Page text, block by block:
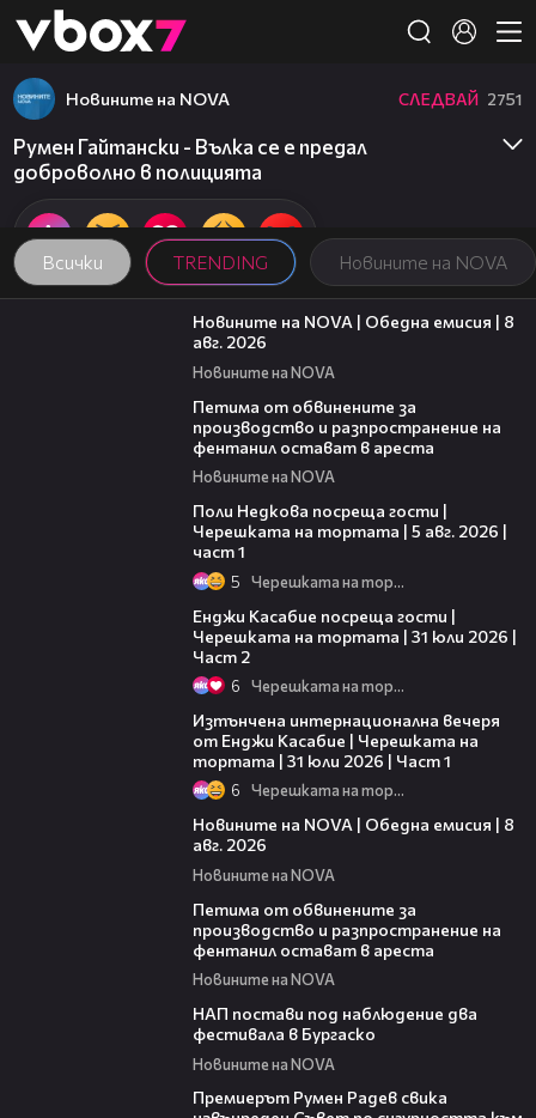
👾
Всички TRENDING Новините на NOVA
Новините на NOVA СЛЕДВАЙ 2751
Румен Гайтански - Вълка се е предал
доброволно в полицията
19:28
Новините на NOVA | Обедна емисия | 8
авг. 2026
Новините на NOVA
Петима от обвинените за
производство и разпространение на
фентанил остават в ареста
Новините на NOVA
Поли Недкова посреща гости |
Черешката на тортата | 5 авг. 2026 |
част 1
5 Черешката на тортата
Енджи Касабие посреща гости |
Черешката на тортата | 31 юли 2026 |
Част 2
6 Черешката на тортата
Изтънчена интернационална вечеря
от Енджи Касабие | Черешката на
тортата | 31 юли 2026 | Част 1
6 Черешката на тортата
Новините на NOVA | Обедна емисия | 8
авг. 2026
Новините на NOVA
Петима от обвинените за
производство и разпространение на
фентанил остават в ареста
Новините на NOVA
НАП постави под наблюдение два
фестивала в Бургаско
Новините на NOVA
Премиерът Румен Радев свика